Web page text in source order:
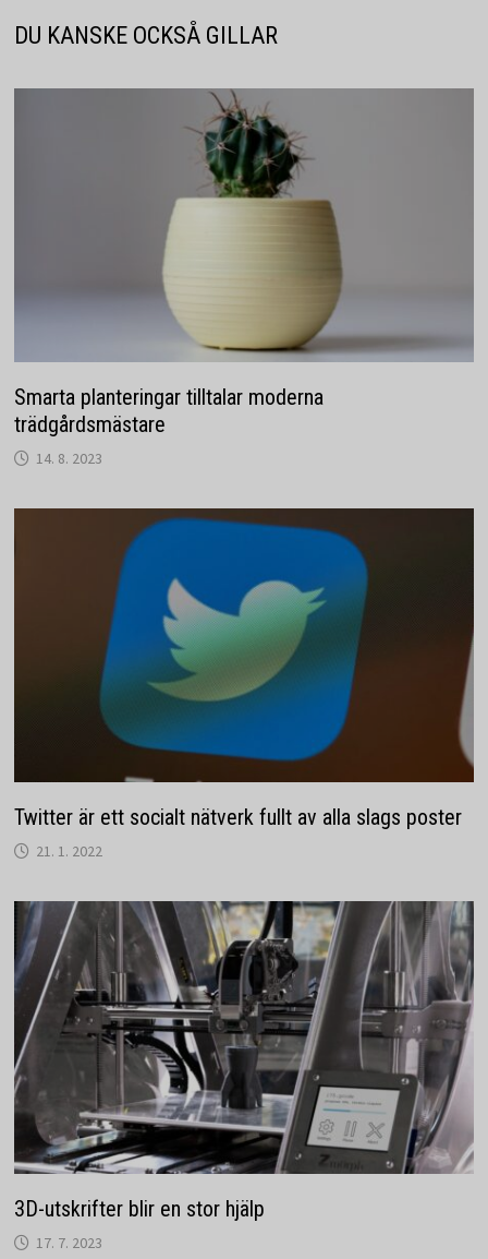
DU KANSKE OCKSÅ GILLAR
Smarta planteringar tilltalar moderna
trädgårdsmästare
14. 8. 2023
Twitter är ett socialt nätverk fullt av alla slags poster
21. 1. 2022
3D-utskrifter blir en stor hjälp
17. 7. 2023